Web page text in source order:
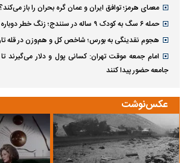
معمای هرمز؛ توافق ایران و عمان گره بحران را باز
حمله ۶ سگ به کودک ۹ ساله در سنندج؛ زنگ خطر دوباره به صدا درآمد
هجوم نقدینگی به بورس؛ شاخص کل و هم‌وزن در قله
امام جمعه موقت تهران: کسانی پول و دلار می‌گیرند
جامعه حضور پیدا کنند
عکس‌نوشت